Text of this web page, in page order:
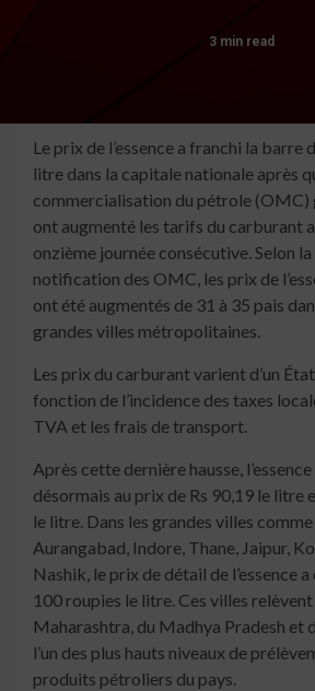
3 min read
Le prix de l’essence a franchi la barre
litre dans la capitale nationale après
commercialisation du pétrole (OMC)
ont augmenté les tarifs du carburant
onzième journée consécutive. Selon
notification des OMC, les prix de
ont été augmentés de 31 à 35 pais
grandes villes métropolitaines.
Les prix du carburant varient d’un État
fonction de l’incidence des taxes
TVA et les frais de transport.
Après cette dernière hausse,
désormais au prix de Rs 90,19 le litre
le litre. Dans les grandes villes
Aurangabad, Indore, Thane, Jaipur,
Nashik, le prix de détail de l’essence
100 roupies le litre. Ces villes
Maharashtra, du Madhya Pradesh et
l’un des plus hauts niveaux de
produits pétroliers du pays.